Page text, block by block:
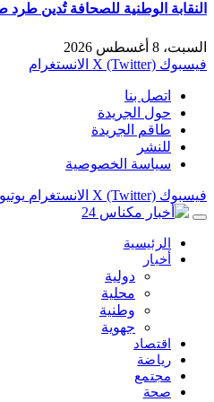
النقابة الوطنية للصحافة تُدين
السبت، 8 أغسطس 2026
فيسبوك X (Twitter) الانستغرام
اتصل بنا
حول الجريدة
طاقم الجريدة
للنشر
سياسة الخصوصية
فيسبوك X (Twitter) الانستغرام
الرئيسية
أخبار
دولية
محلية
وطنية
جهوية
اقتصاد
رياضة
مجتمع
صحة